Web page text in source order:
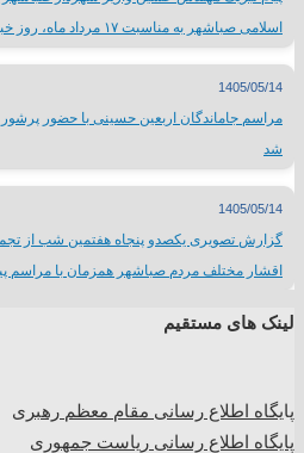
اسلامی صباشهر به مناسبت ۱۷ مرداد ماه، روز خبرنگار:
1405/05/14
مراسم جاماندگان اربعین حسینی با حضور
شد
1405/05/14
گزارش تصویری یکصدو پنجاه هفتمین شب از
اقشار مختلف مردم صباشهر همزمان با مراسم
لینک های مستقیم
پایگاه اطلاع رسانی مقام معظم رهبری
پایگاه اطلاع رسانی ریاست جمهوری